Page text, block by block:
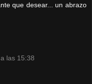
que desear... un abrazo
las 15:38